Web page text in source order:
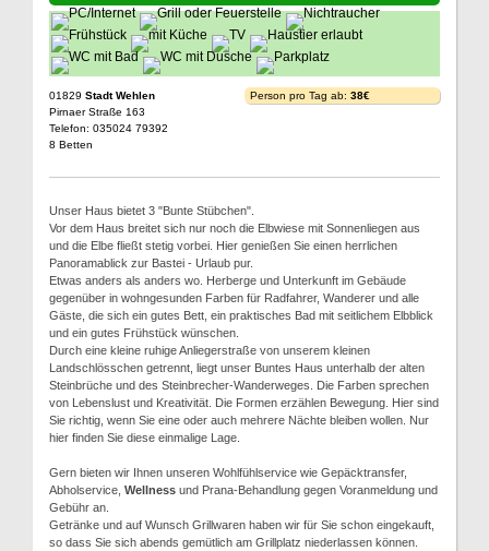
01829 Stadt Wehlen
Pirnaer Straße 163
Telefon: 035024 79392
8 Betten
Person pro Tag ab: 38€
Unser Haus bietet 3 "Bunte Stübchen".
Vor dem Haus breitet sich nur noch die Elbwiese mit Sonnenliegen aus
und die Elbe fließt stetig vorbei. Hier genießen Sie einen herrlichen
Panoramablick zur Bastei - Urlaub pur.
Etwas anders als anders wo. Herberge und Unterkunft im Gebäude
gegenüber in wohngesunden Farben für Radfahrer, Wanderer und alle
Gäste, die sich ein gutes Bett, ein praktisches Bad mit seitlichem Elbblick
und ein gutes Frühstück wünschen.
Durch eine kleine ruhige Anliegerstraße von unserem kleinen
Landschlösschen getrennt, liegt unser Buntes Haus unterhalb der alten
Steinbrüche und des Steinbrecher-Wanderweges. Die Farben sprechen
von Lebenslust und Kreativität. Die Formen erzählen Bewegung. Hier sind
Sie richtig, wenn Sie eine oder auch mehrere Nächte bleiben wollen. Nur
hier finden Sie diese einmalige Lage.
Gern bieten wir Ihnen unseren Wohlfühlservice wie Gepäcktransfer,
Abholservice, Wellness und Prana-Behandlung gegen Voranmeldung und
Gebühr an.
Getränke und auf Wunsch Grillwaren haben wir für Sie schon eingekauft,
so dass Sie sich abends gemütlich am Grillplatz niederlassen können.